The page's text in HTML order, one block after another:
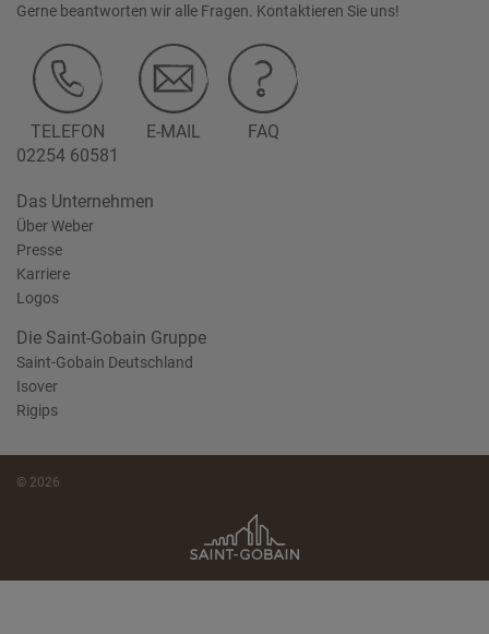
Gerne beantworten wir alle Fragen. Kontaktieren Sie uns!
TELEFON
02254 60581
E-MAIL FAQ
Das Unternehmen
Über Weber
Presse
Karriere
Logos
Die Saint-Gobain Gruppe
Saint-Gobain Deutschland
Isover
Rigips
© 2026